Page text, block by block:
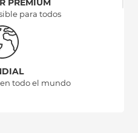
PREMIUM
para todos
todo el mundo